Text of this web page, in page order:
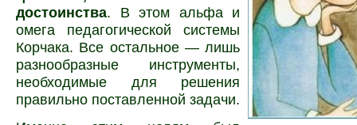
достоинства. В этом альфа и
омега педагогической системы
Корчака. Все остальное — лишь
разнообразные инструменты,
необходимые для решения
правильно поставленной задачи.